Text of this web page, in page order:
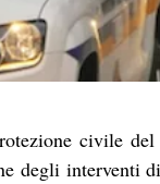
civile
degli interventi